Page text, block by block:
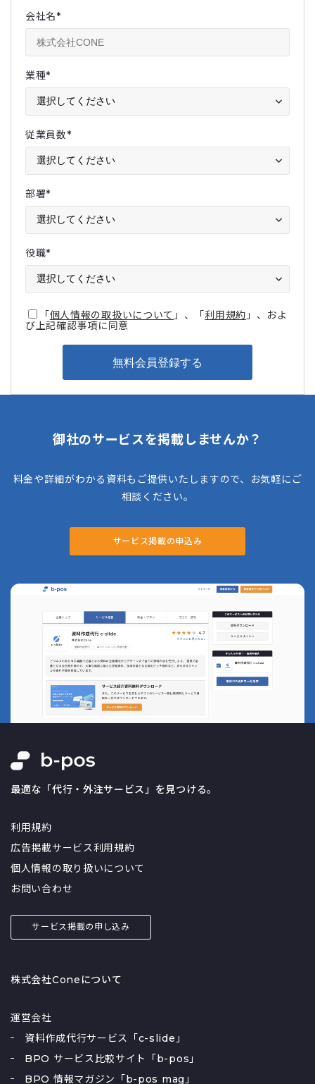
会社名*
業種*
従業員数*
部署*
役職*
「個人情報の取扱いについて 」、「利用規約 」、およ
び上記確認事項に同意
御社のサービスを掲載しませんか？
料金や詳細がわかる資料もご提供いたしますので、お気軽にご
相談ください。
サービス掲載の申込み
最適な「代行・外注サービス」を見つける。
利用規約
広告掲載サービス利用規約
個人情報の取り扱いについて
お問い合わせ
サービス掲載の申し込み
株式会社Coneについて
運営会社
資料作成代行サービス「c-slide」
BPO サービス比較サイト「b-pos」
BPO 情報マガジン「b-pos mag」